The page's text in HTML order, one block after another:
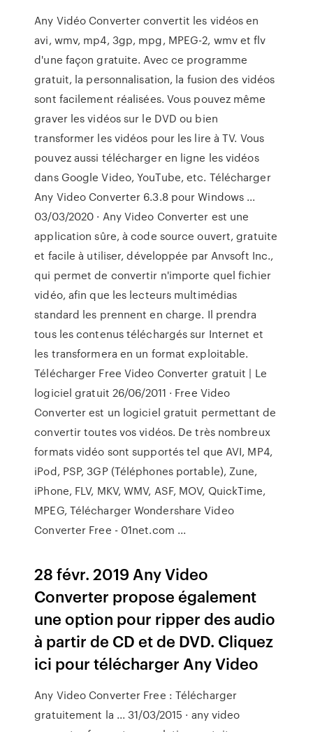
Any Vidéo Converter convertit les vidéos en
avi, wmv, mp4, 3gp, mpg, MPEG-2, wmv et flv
d'une façon gratuite. Avec ce programme
gratuit, la personnalisation, la fusion des vidéos
sont facilement réalisées. Vous pouvez même
graver les vidéos sur le DVD ou bien
transformer les vidéos pour les lire à TV. Vous
pouvez aussi télécharger en ligne les vidéos
dans Google Video, YouTube, etc. Télécharger
Any Video Converter 6.3.8 pour Windows ...
03/03/2020 · Any Video Converter est une
application sûre, à code source ouvert, gratuite
et facile à utiliser, développée par Anvsoft Inc.,
qui permet de convertir n'importe quel fichier
vidéo, afin que les lecteurs multimédias
standard les prennent en charge. Il prendra
tous les contenus téléchargés sur Internet et
les transformera en un format exploitable.
Télécharger Free Video Converter gratuit | Le
logiciel gratuit 26/06/2011 · Free Video
Converter est un logiciel gratuit permettant de
convertir toutes vos vidéos. De très nombreux
formats vidéo sont supportés tel que AVI, MP4,
iPod, PSP, 3GP (Téléphones portable), Zune,
iPhone, FLV, MKV, WMV, ASF, MOV, QuickTime,
MPEG, Télécharger Wondershare Video
Converter Free - 01net.com ...
28 févr. 2019 Any Video
Converter propose également
une option pour ripper des audio
à partir de CD et de DVD. Cliquez
ici pour télécharger Any Video
Any Video Converter Free : Télécharger
gratuitement la ... 31/03/2015 · any video